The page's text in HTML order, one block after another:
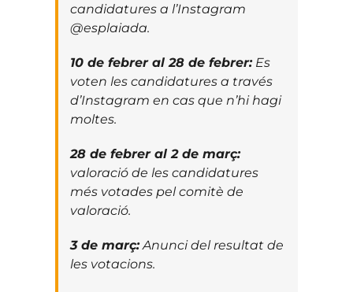
candidatures a l’Instagram
@esplaiada.
10 de febrer al 28 de febrer:Es
voten les candidatures a través
d’Instagram en cas que n’hi hagi
moltes.
28 de febrer al 2 de març:
valoració de les candidatures
més votades pel comitè de
valoració.
3 de març:Anunci del resultat de
les votacions.